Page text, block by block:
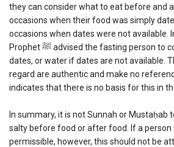
they can consider what to eat before and
occasions when their food was simply
occasions when dates were not available.
Prophet ﷺ advised the fasting person to complete his fast with
dates, or water if dates are not available.
regard are authentic and make no
indicates that there is no basis for this in
In summary, it is not Sunnah or Mustaḥab
salty before food or after food. If a person
permissible, however, this should not be